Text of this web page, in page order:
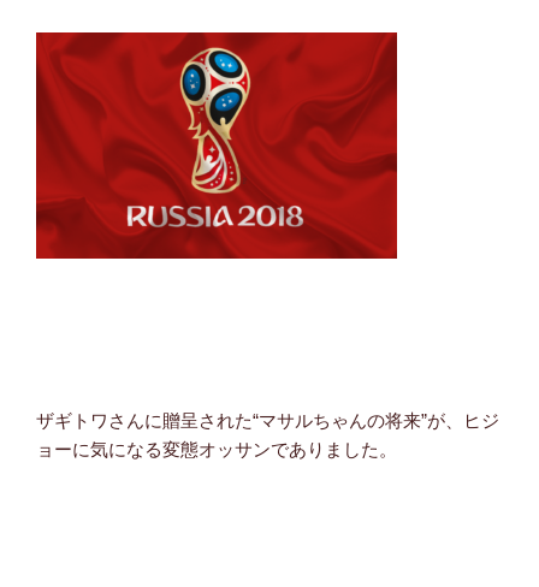
ザギトワさんに贈呈された“マサルちゃんの将来”が、ヒジ
ョーに気になる変態オッサンでありました。